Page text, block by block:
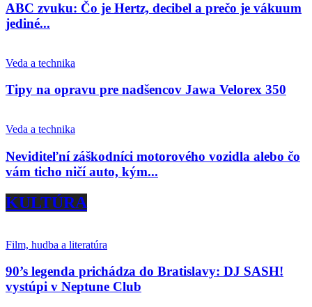
ABC zvuku: Čo je Hertz, decibel a prečo je vákuum
jediné...
Veda a technika
Tipy na opravu pre nadšencov Jawa Velorex 350
Veda a technika
Neviditeľní záškodníci motorového vozidla alebo čo
vám ticho ničí auto, kým...
KULTÚRA
Film, hudba a literatúra
90’s legenda prichádza do Bratislavy: DJ SASH!
vystúpi v Neptune Club